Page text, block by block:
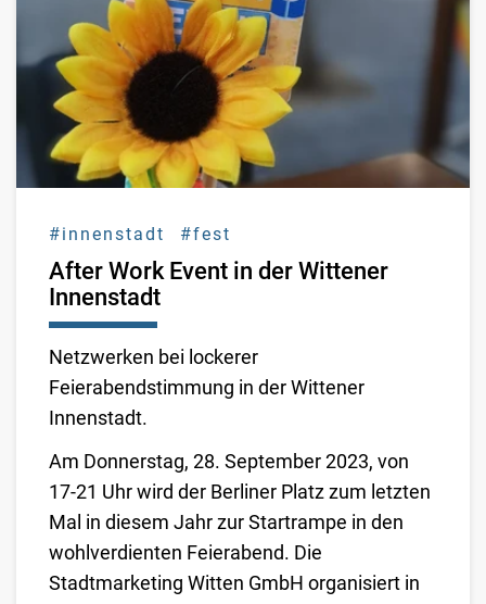
#innenstadt #fest
After Work Event in der Wittener
Innenstadt
Netzwerken bei lockerer
Feierabendstimmung in der Wittener
Innenstadt.
Am Donnerstag, 28. September 2023, von
17-21 Uhr wird der Berliner Platz zum letzten
Mal in diesem Jahr zur Startrampe in den
wohlverdienten Feierabend. Die
Stadtmarketing Witten GmbH organisiert in